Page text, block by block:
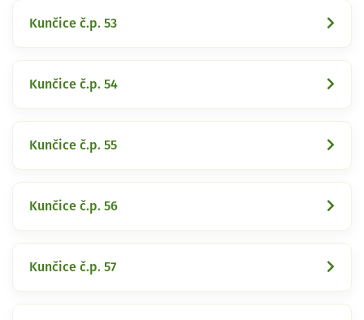
Kunčice č.p. 53
Kunčice č.p. 54
Kunčice č.p. 55
Kunčice č.p. 56
Kunčice č.p. 57